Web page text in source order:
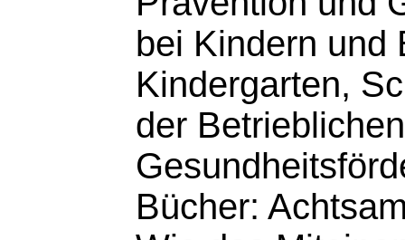
bei Kindern und
Kindergarten,
der Betrieblichen
Bücher: